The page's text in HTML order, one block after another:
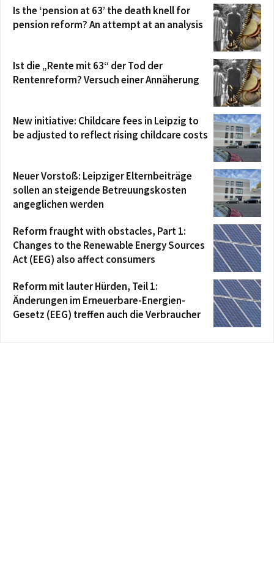
Is the ‘pension at 63’ the death knell for
pension reform? An attempt at an analysis
Ist die „Rente mit 63“ der Tod der
Rentenreform? Versuch einer Annäherung
New initiative: Childcare fees in Leipzig to
be adjusted to reflect rising childcare costs
Neuer Vorstoß: Leipziger Elternbeiträge
sollen an steigende Betreuungskosten
angeglichen werden
Reform fraught with obstacles, Part 1:
Changes to the Renewable Energy Sources
Act (EEG) also affect consumers
Reform mit lauter Hürden, Teil 1:
Änderungen im Erneuerbare-Energien-
Gesetz (EEG) treffen auch die Verbraucher